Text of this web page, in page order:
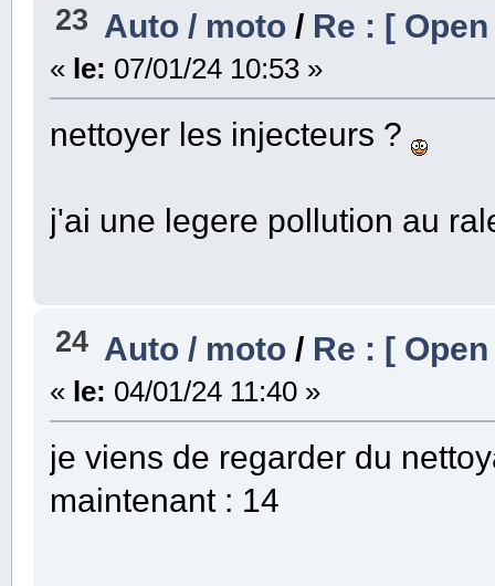
23 Auto / moto / Re : [
« le: 07/01/24 10:53 »
nettoyer les injecteurs ?
j'ai une legere pollution au
24 Auto / moto/ Re : [
« le: 04/01/24 11:40 »
je viens de regarder du
maintenant : 14